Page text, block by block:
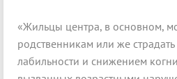
«Жильцы центра, в основном,
родственникам или же
лабильности и снижением